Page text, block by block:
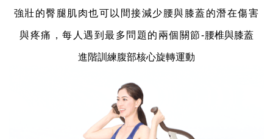
強壯的臀腿肌肉也可以間接減少腰與膝蓋的潛在傷害
與疼痛，每人遇到最多問題的兩個關節-腰椎與膝蓋
進階訓練腹部核心旋轉運動